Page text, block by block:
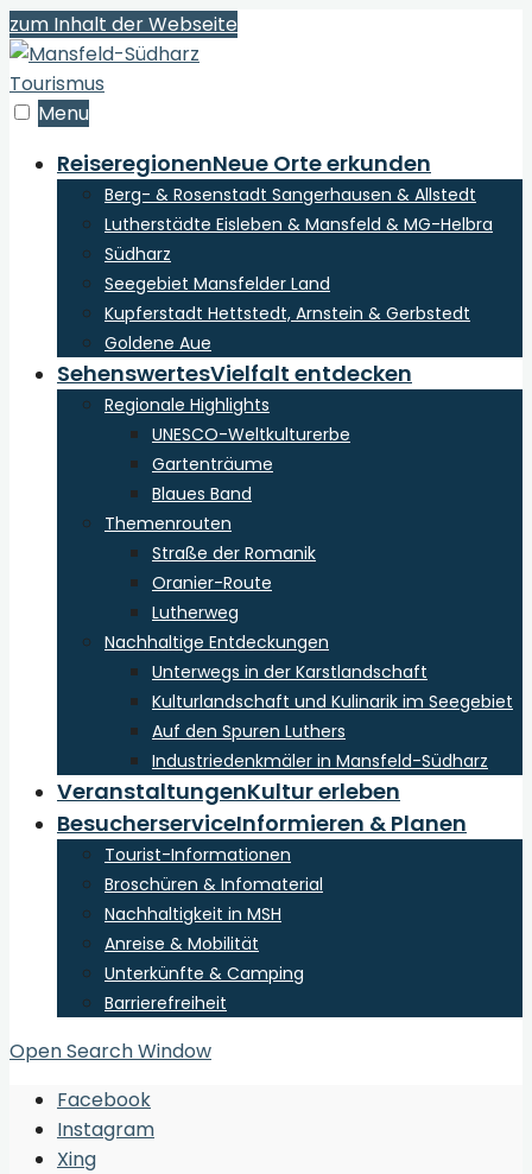
zum Inhalt der Webseite
Menu
ReiseregionenNeue Orte erkunden
Berg- & Rosenstadt Sangerhausen & Allstedt
Lutherstädte Eisleben & Mansfeld & MG-Helbra
Südharz
Seegebiet Mansfelder Land
Kupferstadt Hettstedt, Arnstein & Gerbstedt
Goldene Aue
SehenswertesVielfalt entdecken
Regionale Highlights
UNESCO-Weltkulturerbe
Gartenträume
Blaues Band
Themenrouten
Straße der Romanik
Oranier-Route
Lutherweg
Nachhaltige Entdeckungen
Unterwegs in der Karstlandschaft
Kulturlandschaft und Kulinarik im Seegebiet
Auf den Spuren Luthers
Industriedenkmäler in Mansfeld-Südharz
VeranstaltungenKultur erleben
BesucherserviceInformieren & Planen
Tourist-Informationen
Broschüren & Infomaterial
Nachhaltigkeit in MSH
Anreise & Mobilität
Unterkünfte & Camping
Barrierefreiheit
Open Search Window
Facebook
Instagram
Xing